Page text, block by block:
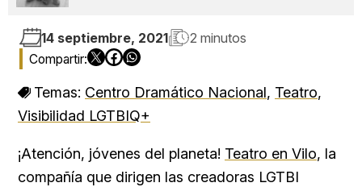
14 septiembre, 2021 2 minutos
Temas: Centro Dramático Nacional, Teatro,
Visibilidad LGTBIQ+
¡Atención, jóvenes del planeta! Teatro en Vilo, la
compañía que dirigen las creadoras LGTBI